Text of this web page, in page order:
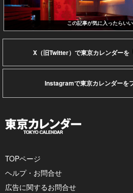
この記事が気に入ったらい
X（旧Twitter）で東京カレンダーを
Instagramで東京カレンダーを
TOPページ
ヘルプ・お問合せ
広告に関するお問合せ